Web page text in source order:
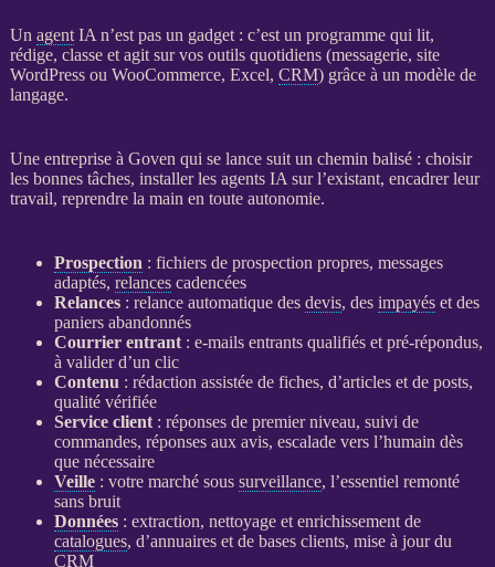
Un agent IA n’est pas un gadget : c’est un programme qui lit,
rédige, classe et agit sur vos outils quotidiens (messagerie, site
WordPressou WooCommerce, Excel, CRM) grâce à un modèle de
langage.
Une entreprise à Goven qui se lance suit un chemin balisé : choisir
les bonnes tâches, installer les agents IA sur l’existant, encadrer leur
travail, reprendre la main en toute autonomie.
Prospection : fichiers de prospection propres, messages
adaptés, relancescadencées
Relances: relanceautomatique des devis, des impayéset des
paniers abandonnés
Courrier entrant: e-mails entrants qualifiés et pré-répondus,
à valider d’un clic
Contenu : rédaction assistée de fiches, d’articles et de posts,
qualité vérifiée
Service client: réponses de premier niveau, suivi de
commandes, réponses aux avis, escalade vers l’humain dès
que nécessaire
Veille: votre marché sous surveillance, l’essentiel remonté
sans bruit
Données: extraction, nettoyage et enrichissement de
catalogues, d’annuaires et de bases clients, mise à jour du
CRM